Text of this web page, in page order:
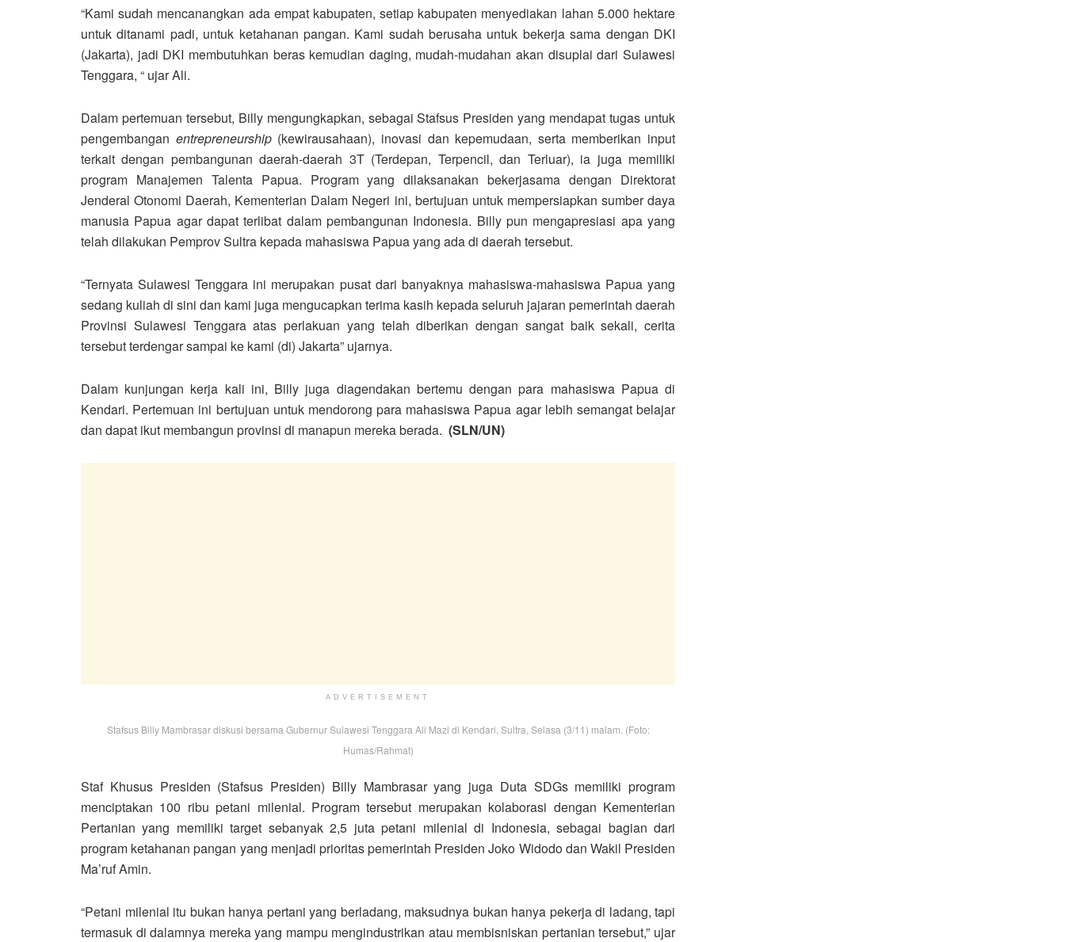
“Kami sudah mencanangkan ada empat kabupaten, setiap kabupaten menyediakan lahan 5.000 hektare
untuk ditanami padi, untuk ketahanan pangan. Kami sudah berusaha untuk bekerja sama dengan DKI
(Jakarta), jadi DKI membutuhkan beras kemudian daging, mudah-mudahan akan disuplai dari Sulawesi
Tenggara, “ ujar Ali.
Dalam pertemuan tersebut, Billy mengungkapkan, sebagai Stafsus Presiden yang mendapat tugas untuk
pengembangan entrepreneurship(kewirausahaan), inovasi dan kepemudaan, serta memberikan input
terkait dengan pembangunan daerah-daerah 3T (Terdepan, Terpencil, dan Terluar), ia juga memiliki
program Manajemen Talenta Papua. Program yang dilaksanakan bekerjasama dengan Direktorat
Jenderal Otonomi Daerah, Kementerian Dalam Negeri ini, bertujuan untuk mempersiapkan sumber daya
manusia Papua agar dapat terlibat dalam pembangunan Indonesia. Billy pun mengapresiasi apa yang
telah dilakukan Pemprov Sultra kepada mahasiswa Papua yang ada di daerah tersebut.
“Ternyata Sulawesi Tenggara ini merupakan pusat dari banyaknya mahasiswa-mahasiswa Papua yang
sedang kuliah di sini dan kami juga mengucapkan terima kasih kepada seluruh jajaran pemerintah daerah
Provinsi Sulawesi Tenggara atas perlakuan yang telah diberikan dengan sangat baik sekali, cerita
tersebut terdengar sampai ke kami (di) Jakarta” ujarnya.
Dalam kunjungan kerja kali ini, Billy juga diagendakan bertemu dengan para mahasiswa Papua di
Kendari. Pertemuan ini bertujuan untuk mendorong para mahasiswa Papua agar lebih semangat belajar
dan dapat ikut membangun provinsi di manapun mereka berada. (SLN/UN)
ADVERTISEMENT
Stafsus Billy Mambrasar diskusi bersama Gubernur Sulawesi Tenggara Ali Mazi di Kendari, Sultra, Selasa (3/11) malam. (Foto:
Humas/Rahmat)
Staf Khusus Presiden (Stafsus Presiden) Billy Mambrasar yang juga Duta SDGs memiliki program
menciptakan 100 ribu petani milenial. Program tersebut merupakan kolaborasi dengan Kementerian
Pertanian yang memiliki target sebanyak 2,5 juta petani milenial di Indonesia, sebagai bagian dari
program ketahanan pangan yang menjadi prioritas pemerintah Presiden Joko Widodo dan Wakil Presiden
Ma’ruf Amin.
“Petani milenial itu bukan hanya pertani yang berladang, maksudnya bukan hanya pekerja di ladang, tapi
termasuk di dalamnya mereka yang mampu mengindustrikan atau membisniskan pertanian tersebut,” ujar